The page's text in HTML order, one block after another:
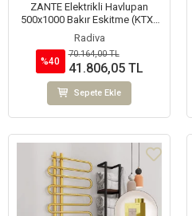
ZANTE Elektrikli Havlupan
500x1000 Bakır Eskitme (KTX3
Termostat) 200W
Radiva
%40
70.164,00 TL
41.806,05 TL
Sepete Ekle